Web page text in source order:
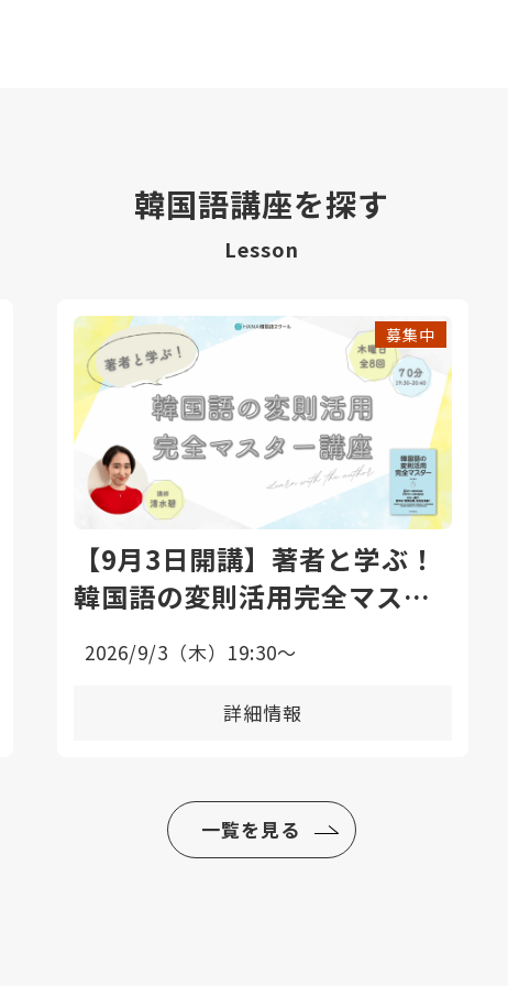
韓国語講座を探す
Lesson
募集中
【9月3日開講】著者と学ぶ！
韓国語の変則活用完全マスタ
2026/9/3（木）19:30〜
詳細情報
一覧を見る